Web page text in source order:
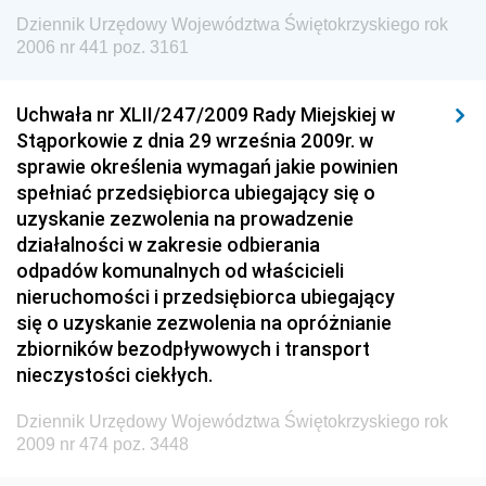
Dziennik Urzędowy Urzędu Lotnictwa Cywilnego
Dziennik Urzędowy Ministerstwa Hutnictwa i
Przemysłu Maszynowego
Dziennik Urzędowy Ministerstwa Zdrowia i Opieki
Społecznej
Dziennik Urzędowy Ministerstwa Rolnictwa, Leśnictwa
i Gospodarki Żywnościowej
Dziennik Urzędowy Ministra Spraw Wewnętrznych
Dziennik Urzędowy Ministra Transportu, Budownictwa
i Gospodarki Morskiej
Dziennik Urzędowy Ministra Administracji i Cyfryzacji
Dziennik Urzędowy Głównego Inspektora Ochrony
Dziennik Urzędowy Województwa Świętokrzyskiego rok
2006 nr 441 poz. 3161
Uchwała nr XLII/247/2009 Rady Miejskiej w
Stąporkowie z dnia 29 września 2009r. w
sprawie określenia wymagań jakie powinien
spełniać przedsiębiorca ubiegający się o
uzyskanie zezwolenia na prowadzenie
działalności w zakresie odbierania
odpadów komunalnych od właścicieli
nieruchomości i przedsiębiorca ubiegający
się o uzyskanie zezwolenia na opróżnianie
zbiorników bezodpływowych i transport
nieczystości ciekłych.
Dziennik Urzędowy Województwa Świętokrzyskiego rok
2009 nr 474 poz. 3448